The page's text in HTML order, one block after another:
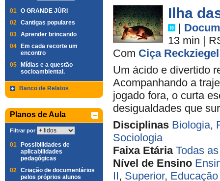
01 O GRANDE JÚRI
02 Cantigas populares
03 Aprender brincando
04
Em cada recorte um
encontro
05
Mídias e a questão
socioambiental.
Banco de Relatos
Planos de Aula
Filtrar por
01
Possibilidades de
aplicabilidades
pedagógicas
02 Criação de documentários
pelos próprios alunos
Ilha
|
13 min |
Com Ciça Reckziegel
Um ácido e divertido
Acompanhando a
jogado fora, o curta
desigualdades que
Disciplinas Biologia,
Sociologia
Faixa Etária Todas
Nível de Ensino
II, Superior,